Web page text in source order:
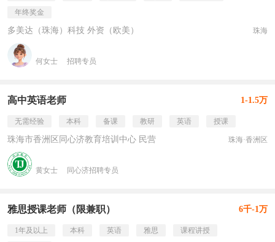
年终奖金
多美达（珠海）科技 外资（欧美） 珠海
何女士 招聘专员
高中英语老师 1-1.5万
无需经验 本科 备课 教研 英语 授课
珠海市香洲区同心济教育培训中心 民营 珠海·香洲区
黄女士 同心济招聘专员
雅思授课老师（限兼职） 6千-1万
1年及以上 本科 英语 雅思
课程讲授